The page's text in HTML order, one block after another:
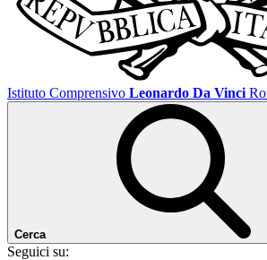
Istituto Comprensivo Leonardo Da Vinci
Cerca
Seguici su: